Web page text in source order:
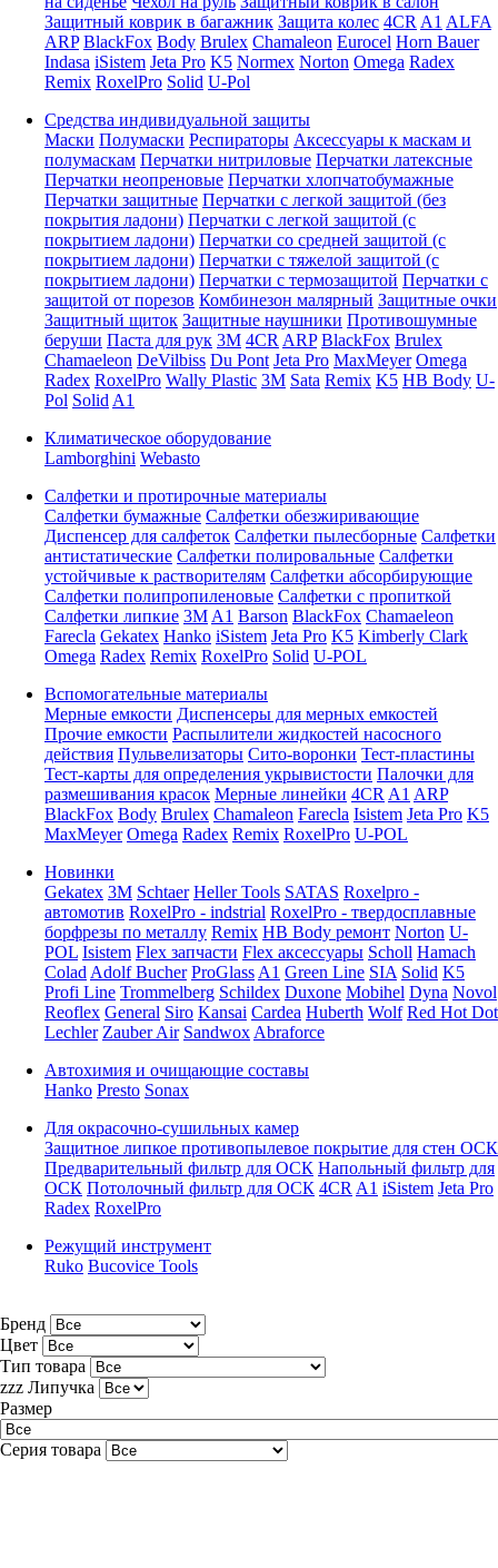
Защитный коврик в багажник Защита колес 4CR A1 ALFA
ARP BlackFox Body Brulex Chamaleon Eurocel Horn Bauer
Indasa iSistem Jeta Pro K5 Normex Norton Omega Radex
Remix RoxelPro Solid U-Pol
Средства индивидуальной защиты
Маски Полумаски Респираторы Аксессуары к маскам и
полумаскам Перчатки нитриловые Перчатки латексные
Перчатки неопреновые Перчатки хлопчатобумажные
Перчатки защитные Перчатки с легкой защитой (без
покрытия ладони) Перчатки с легкой защитой (с
покрытием ладони) Перчатки со средней защитой (с
покрытием ладони) Перчатки с тяжелой защитой (с
покрытием ладони) Перчатки с термозащитой Перчатки с
защитой от порезов Комбинезон малярный Защитные очки
Защитный щиток Защитные наушники Противошумные
беруши Паста для рук 3M 4CR ARP BlackFox Brulex
Chamaeleon DeVilbiss Du Pont Jeta Pro MaxMeyer Omega
Radex RoxelPro Wally Plastic 3M Sata Remix K5 HB Body U-
Pol Solid A1
Климатическое оборудование
Lamborghini Webasto
Салфетки и протирочные материалы
Салфетки бумажные Салфетки обезжиривающие
Диспенсер для салфеток Салфетки пылесборные Салфетки
антистатические Салфетки полировальные Салфетки
устойчивые к растворителям Салфетки абсорбирующие
Салфетки полипропиленовые Салфетки с пропиткой
Салфетки липкие 3M A1 Barson BlackFox Chamaeleon
Farecla Gekatex Hanko iSistem Jeta Pro K5 Kimberly Clark
Omega Radex Remix RoxelPro Solid U-POL
Вспомогательные материалы
Мерные емкости Диспенсеры для мерных емкостей
Прочие емкости Распылители жидкостей насосного
действия Пульвелизаторы Сито-воронки Тест-пластины
Тест-карты для определения укрывистости Палочки для
размешивания красок Мерные линейки 4CR A1 ARP
BlackFox Body Brulex Chamaleon Farecla Isistem Jeta Pro K5
MaxMeyer Omega Radex Remix RoxelPro U-POL
Новинки
Gekatex 3M Schtaer Heller Tools SATAS Roxelpro -
автомотив RoxelPro - indstrial RoxelPro - твердосплавные
борфрезы по металлу Remix HB Body ремонт Norton U-
POL Isistem Flex запчасти Flex аксессуары Scholl Hamach
Colad Adolf Bucher ProGlass A1 Green Line SIA Solid K5
Profi Line Trommelberg Schildex Duxone Mobihel Dyna Novol
Reoflex General Siro Kansai Cardea Huberth Wolf Red Hot Dot
Lechler Zauber Air Sandwox Abraforce
Автохимия и очищающие составы
Hanko Presto Sonax
Для окрасочно-сушильных камер
Защитное липкое противопылевое покрытие для стен ОСК
Предварительный фильтр для ОСК Напольный фильтр для
ОСК Потолочный фильтр для ОСК 4CR A1 iSistem Jeta Pro
Radex RoxelPro
Режущий инструмент
Ruko Bucovice Tools
Бренд
Цвет
Тип товара
zzz Липучка
Размер
Серия товара